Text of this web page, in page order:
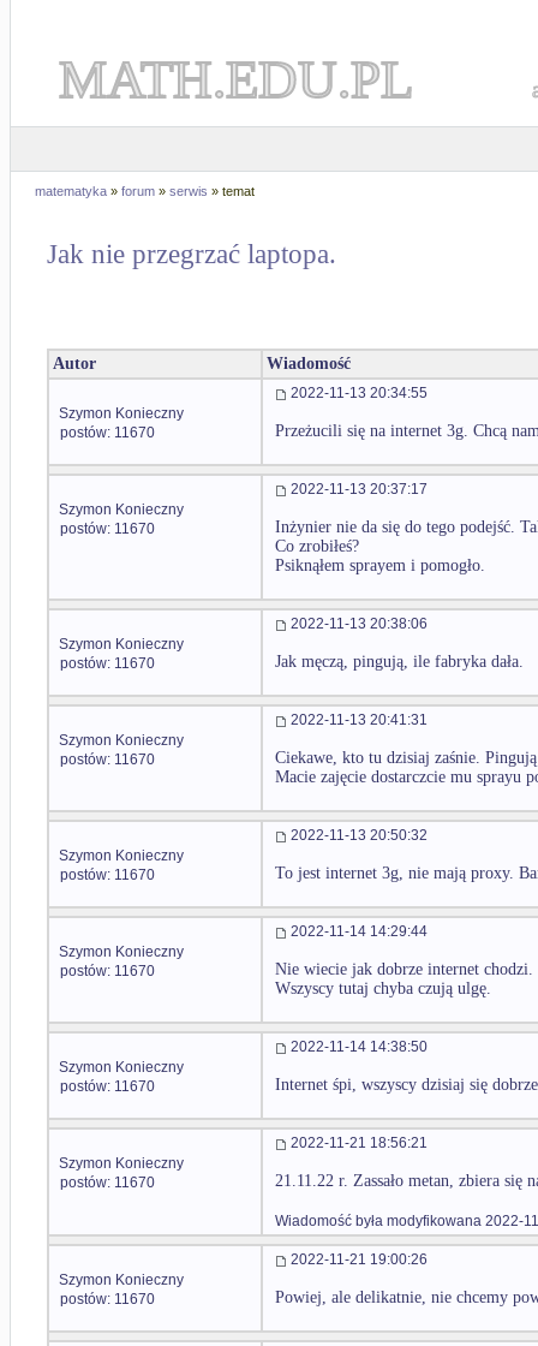
MATH.EDU.PL
matematyka » forum » serwis » temat
Jak nie przegrzać laptopa.
Autor Wiadomość
Szymon Konieczny
postów: 11670
2022-11-13 20:34:55
Przeżucili się na internet 3g. Chcą
Szymon Konieczny
postów: 11670
2022-11-13 20:37:17
Inżynier nie da się do tego podejść.
Co zrobiłeś?
Psiknąłem sprayem i pomogło.
Szymon Konieczny
postów: 11670
2022-11-13 20:38:06
Jak męczą, pingują, ile fabryka dała.
Szymon Konieczny
postów: 11670
2022-11-13 20:41:31
Ciekawe, kto tu dzisiaj zaśnie. Pingują
Macie zajęcie dostarczcie mu sprayu
Szymon Konieczny
postów: 11670
2022-11-13 20:50:32
To jest internet 3g, nie mają proxy.
Szymon Konieczny
postów: 11670
2022-11-14 14:29:44
Nie wiecie jak dobrze internet
Wszyscy tutaj chyba czują ulgę.
Szymon Konieczny
postów: 11670
2022-11-14 14:38:50
Internet śpi, wszyscy dzisiaj się
Szymon Konieczny
postów: 11670
2022-11-21 18:56:21
21.11.22 r. Zassało metan, zbiera się
Wiadomość była modyfikowana 2022-
Szymon Konieczny
postów: 11670
2022-11-21 19:00:26
Powiej, ale delikatnie, nie chcemy